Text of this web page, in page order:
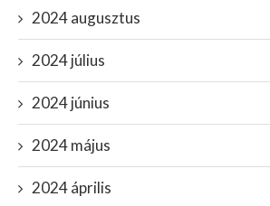
2024 augusztus
2024 július
2024 június
2024 május
2024 április